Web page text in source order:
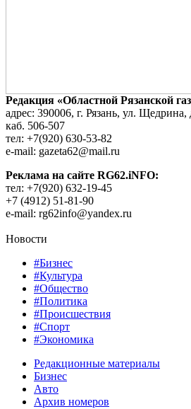
Редакция «Областной Рязанской
адрес: 390006, г. Рязань, ул.
каб. 506-507
тел: +7(920) 630-53-82
e-mail: gazeta62@mail.ru
Реклама на сайте RG62.iNFO:
тел: +7(920) 632-19-45
+7 (4912) 51-81-90
e-mail: rg62info@yandex.ru
Новости
#Бизнес
#Культура
#Общество
#Политика
#Происшествия
#Спорт
#Экономика
Редакционные материалы
Бизнес
Авто
Архив номеров